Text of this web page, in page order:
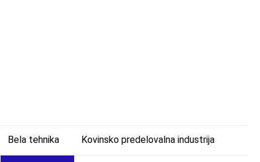
Bela tehnika Kovinsko predelovalna industrija